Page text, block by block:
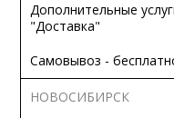
Дополнительные
"Доставка"
Самовывоз -
НОВОСИБИРСК